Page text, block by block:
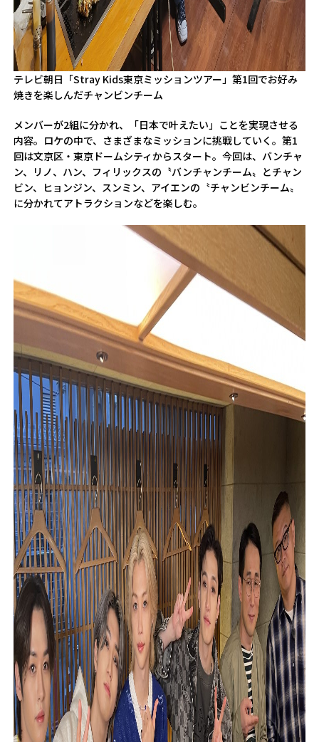
テレビ朝日「Stray Kids東京ミッションツアー」第1回でお好み
焼きを楽しんだチャンビンチーム
メンバーが2組に分かれ、「日本で叶えたい」ことを実現させる
内容。ロケの中で、さまざまなミッションに挑戦していく。第1
回は文京区・東京ドームシティからスタート。今回は、バンチャ
ン、リノ、ハン、フィリックスの〝バンチャンチーム〟とチャン
ビン、ヒョンジン、スンミン、アイエンの〝チャンビンチーム〟
に分かれてアトラクションなどを楽しむ。